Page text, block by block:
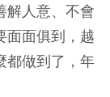
解人意、不會
面面俱到，越
都做到了，年